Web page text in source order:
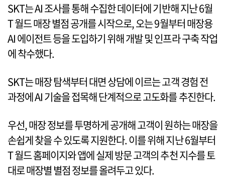
SKT는 AI 조사를 통해 수집한 데이터에 기반해 지난 6월
T 월드 매장 별점 공개를 시작으로, 오는 9월부터 매장용
AI 에이전트 등을 도입하기 위해 개발 및 인프라 구축 작업
에 착수했다.
SKT는 매장 탐색부터 대면 상담에 이르는 고객 경험 전
과정에 AI 기술을 접목해 단계적으로 고도화를 추진한다.
우선, 매장 정보를 투명하게 공개해 고객이 원하는 매장을
손쉽게 찾을 수 있도록 지원한다. 이를 위해 지난 6월부터
T 월드 홈페이지와 앱에 실제 방문 고객의 추천 지수를 토
대로 매장별 별점 정보를 올려두고 있다.